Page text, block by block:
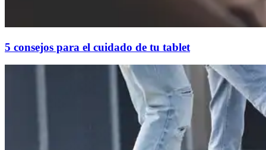
5 consejos para el cuidado de tu tablet